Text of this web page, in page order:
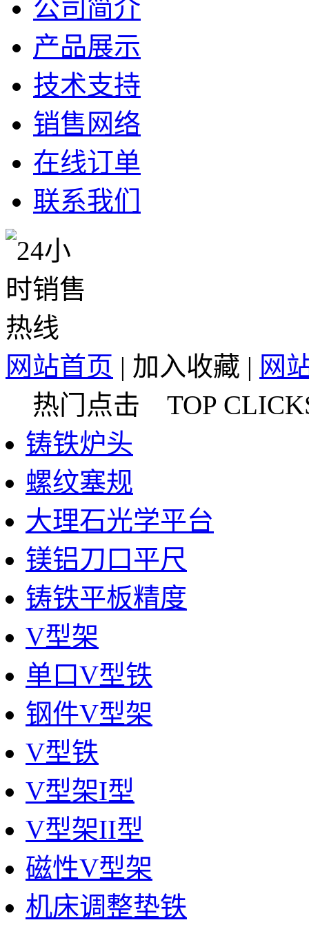
公司简介
产品展示
技术支持
销售网络
在线订单
联系我们
网站首页 | 加入收藏 | 网
热门点击 TOP
铸铁炉头
螺纹塞规
大理石光学平台
镁铝刀口平尺
铸铁平板精度
V型架
单口V型铁
钢件V型架
V型铁
V型架I型
V型架II型
磁性V型架
机床调整垫铁